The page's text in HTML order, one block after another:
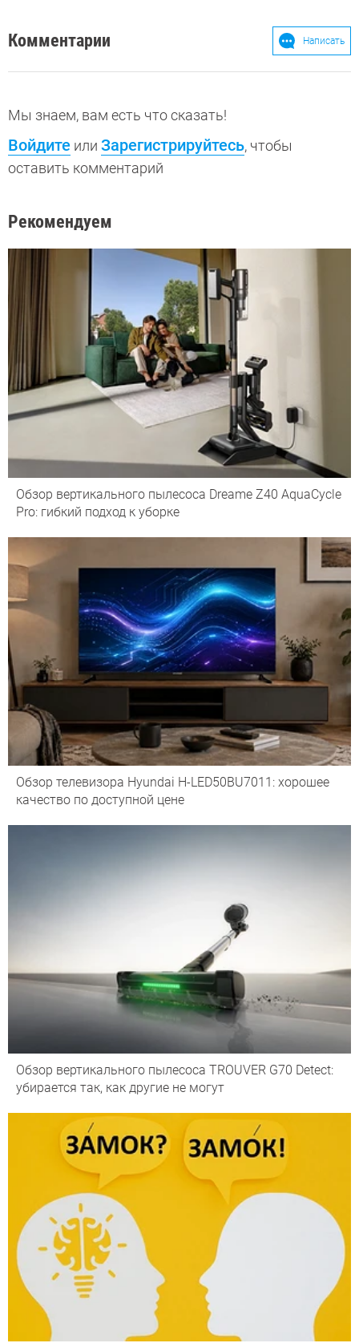
Комментарии Написать
Мы знаем, вам есть что сказать!
Войдите или Зарегистрируйтесь, чтобы
оставить комментарий
Рекомендуем
Обзор вертикального пылесоса Dreame Z40 AquaCycle
Pro: гибкий подход к уборке
Обзор телевизора Hyundai H-LED50BU7011: хорошее
качество по доступной цене
Обзор вертикального пылесоса TROUVER G70 Detect:
убирается так, как другие не могут